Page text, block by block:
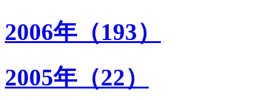
2006年（193）
2005年（22）